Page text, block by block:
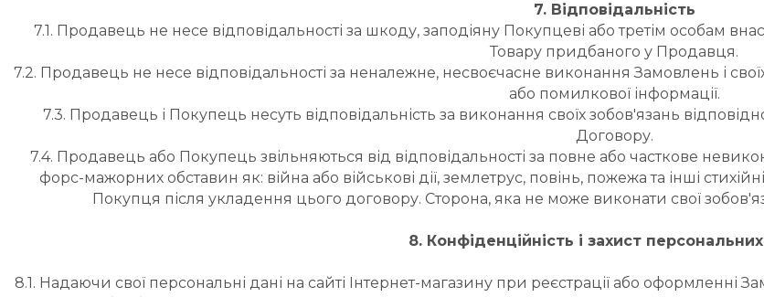
7. Відповідальність
7.1. Продавець не несе відповідальності за шкоду, заподіяну Покупцеві або третім особам
Товару придбаного у Продавця.
7.2. Продавець не несе відповідальності за неналежне, несвоєчасне виконання Замовлень і
або помилкової інформації.
7.3. Продавець і Покупець несуть відповідальність за виконання своїх зобов'язань
Договору.
7.4. Продавець або Покупець звільняються від відповідальності за повне або часткове
форс-мажорних обставин як: війна або військові дії, землетрус, повінь, пожежа та інші
Покупця після укладення цього договору. Сторона, яка не може виконати свої
8. Конфіденційність і захист
8.1. Надаючи свої персональні дані на сайті Інтернет-магазину при реєстрації або